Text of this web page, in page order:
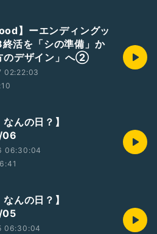
語りは12月1日に出そうと思いま
語り
画
感じた瞬間
く見つけた楽しみ
】ーエンディングッ
活を「シの準備」か
のデザイン」へ②
02:22:03
なんの日？】
06:30:04
なんの日？】
06:30:04